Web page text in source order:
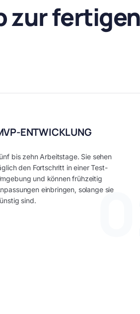
zur
02
ENTWICKLUNG
bis zehn Arbeitstage. Sie sehen
den Fortschritt in einer Test-
und können frühzeitig
einbringen, solange sie
sind.